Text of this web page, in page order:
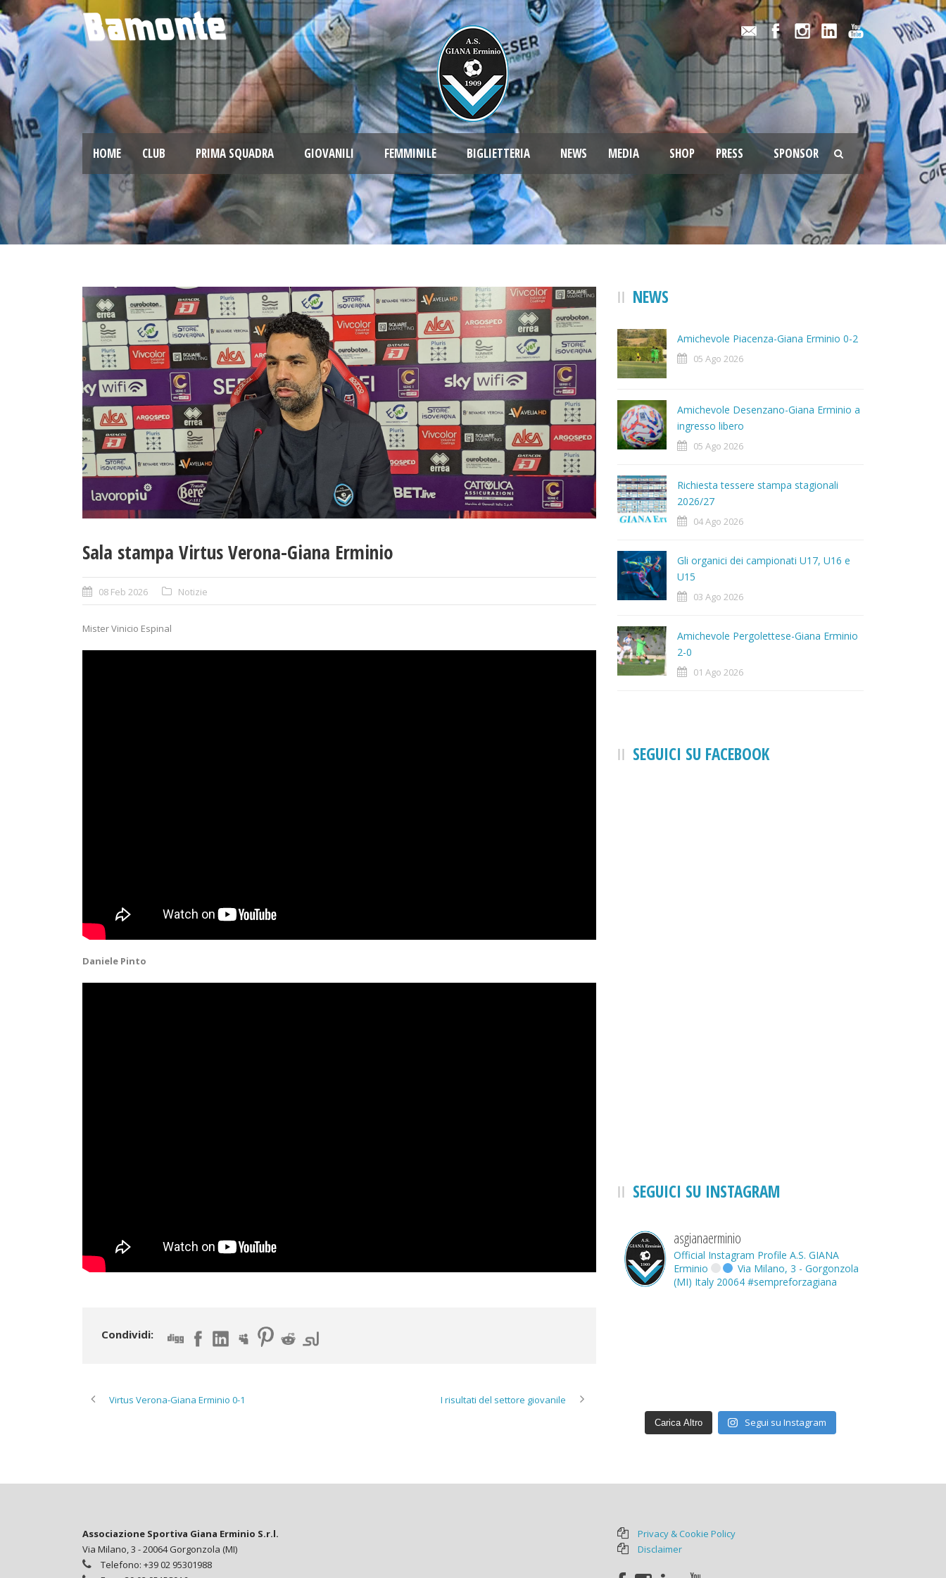
HOME CLUB PRIMA SQUADRA GIOVANILI FEMMINILE BIGLIETTERIA NEWS MEDIA SHOP PRESS SPONSOR
Sala stampa Virtus Verona-Giana Erminio
08 Feb 2026 Notizie
Mister Vinicio Espinal
Daniele Pinto
Condividi:
Virtus Verona-Giana Erminio 0-1 I risultati del settore giovanile
NEWS
Amichevole Piacenza-Giana Erminio 0-2
05 Ago 2026
Amichevole Desenzano-Giana Erminio a
ingresso libero
05 Ago 2026
Richiesta tessere stampa stagionali
2026/27
04 Ago 2026
Gli organici dei campionati U17, U16 e
U15
03 Ago 2026
Amichevole Pergolettese-Giana Erminio
2-0
01 Ago 2026
SEGUICI SU FACEBOOK
SEGUICI SU INSTAGRAM
asgianaerminio
Official Instagram Profile A.S. GIANA
Erminio
Via Milano, 3 - Gorgonzola
(MI) Italy 20064 #sempreforzagiana
Carica Altro Segui su Instagram
Associazione Sportiva Giana Erminio S.r.l.
Via Milano, 3 - 20064 Gorgonzola (MI)
Telefono: +39 02 95301988
Privacy & Cookie Policy
Disclaimer